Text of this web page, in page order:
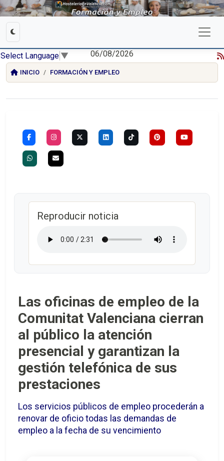
Select Language ▼ 06/08/2026
INICIO FORMACIÓN Y EMPLEO
Reproducir noticia
Las oficinas de empleo de la
Comunitat Valenciana cierran
al público la atención
presencial y garantizan la
gestión telefónica de sus
prestaciones
Los servicios públicos de empleo procederán a
renovar de oficio todas las demandas de
empleo a la fecha de su vencimiento